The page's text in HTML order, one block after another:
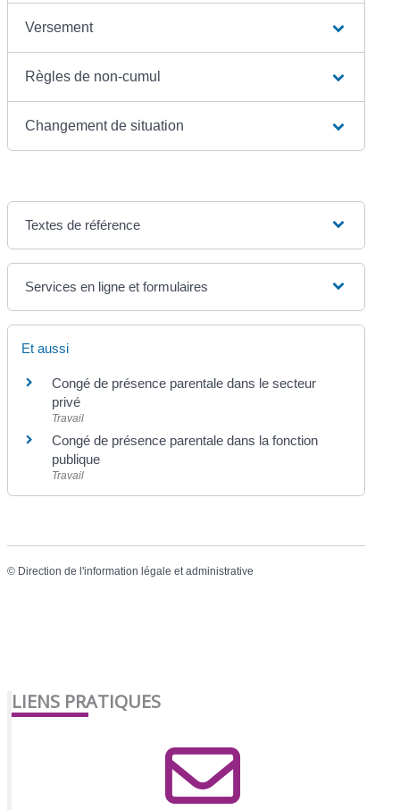
Versement
Règles de non-cumul
Changement de situation
Textes de référence
Services en ligne et formulaires
Et aussi
Congé de présence parentale dans le secteur
privé
Travail
Congé de présence parentale dans la fonction
publique
Travail
© Direction de l'information légale et administrative
LIENS PRATIQUES